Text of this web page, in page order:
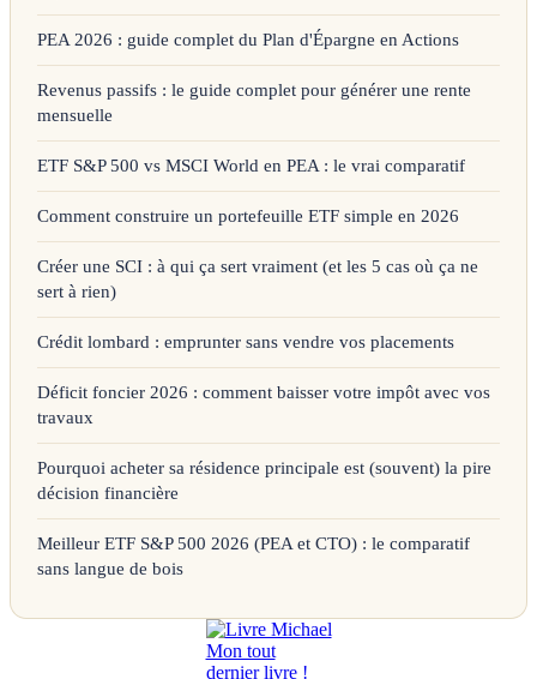
PEA 2026 : guide complet du Plan d'Épargne en Actions
Revenus passifs : le guide complet pour générer une rente
mensuelle
ETF S&P 500 vs MSCI World en PEA : le vrai comparatif
Comment construire un portefeuille ETF simple en 2026
Créer une SCI : à qui ça sert vraiment (et les 5 cas où ça ne
sert à rien)
Crédit lombard : emprunter sans vendre vos placements
Déficit foncier 2026 : comment baisser votre impôt avec vos
travaux
Pourquoi acheter sa résidence principale est (souvent) la pire
décision financière
Meilleur ETF S&P 500 2026 (PEA et CTO) : le comparatif
sans langue de bois
Mon tout
dernier livre !